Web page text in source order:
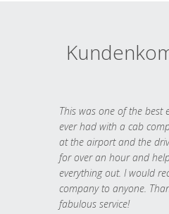
This was one of the best
ever had with a cab
at the airport and the
for over an hour and
everything out. I would
company to anyone.
fabulous service!